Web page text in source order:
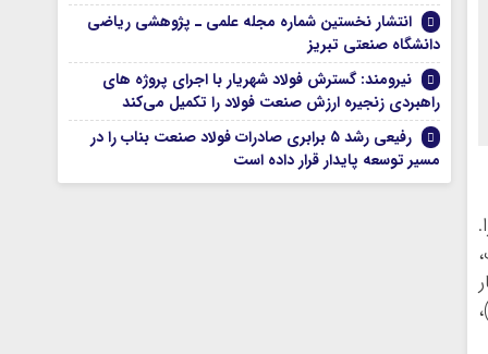
انتشار نخستین شماره مجله علمی ـ پژوهشی ریاضی
دانشگاه صنعتی تبریز
نیرومند: گسترش فولاد شهریار با اجرای پروژه های
راهبردی زنجیره ارزش صنعت فولاد را تکمیل می‌کند
رفیعی رشد ۵ برابری صادرات فولاد صنعت بناب را در
مسیر توسعه پایدار قرار داده است